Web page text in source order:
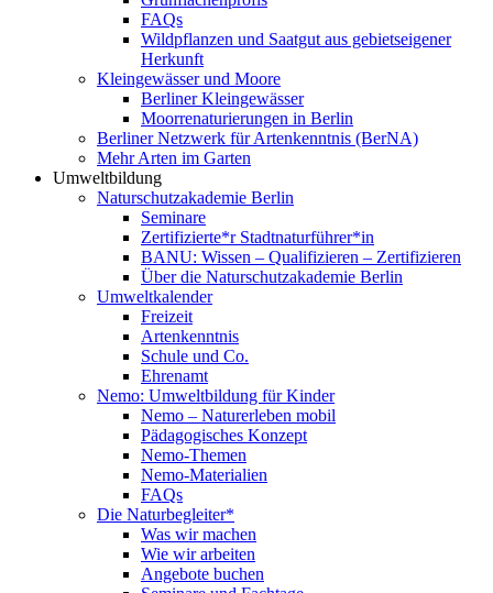
FAQs
Wildpflanzen und Saatgut aus gebietseigener
Herkunft
Kleingewässer und Moore
Berliner Kleingewässer
Moorrenaturierungen in Berlin
Berliner Netzwerk für Artenkenntnis (BerNA)
Mehr Arten im Garten
Umweltbildung
Naturschutzakademie Berlin
Seminare
Zertifizierte*r Stadtnaturführer*in
BANU: Wissen – Qualifizieren – Zertifizieren
Über die Naturschutzakademie Berlin
Umweltkalender
Freizeit
Artenkenntnis
Schule und Co.
Ehrenamt
Nemo: Umweltbildung für Kinder
Nemo – Naturerleben mobil
Pädagogisches Konzept
Nemo-Themen
Nemo-Materialien
FAQs
Die Naturbegleiter*
Was wir machen
Wie wir arbeiten
Angebote buchen